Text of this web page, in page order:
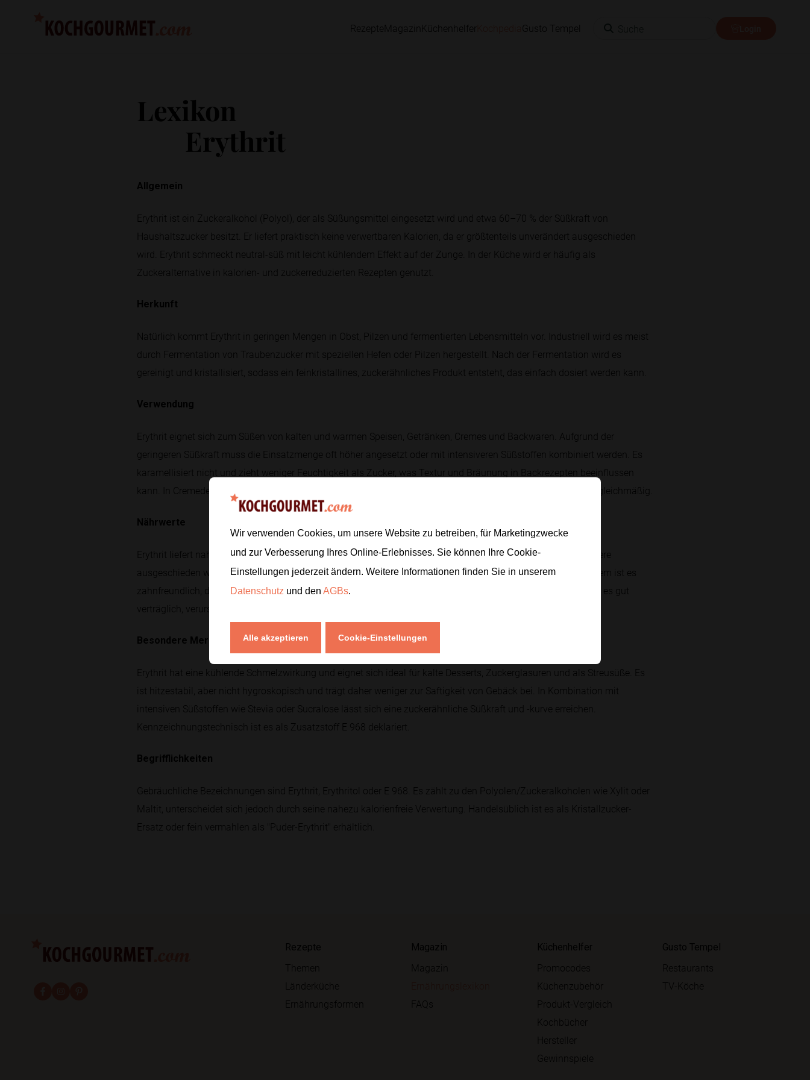
RezepteMagazin Küchenhelfer Gusto Tempel
Lexikon
Erythrit
Allgemein
Erythrit ist ein Zuckeralkohol (Polyol), der als Süßungsmittel eingesetzt wird und etwa 60–70 % der Süßkraft von
Haushaltszucker besitzt. Er liefert praktisch keine verwertbaren Kalorien, da er größtenteils unverändert ausgeschieden
wird. Erythrit schmeckt neutral-süß mit leicht kühlendem Effekt auf der Zunge. In der Küche wird er häufig als
Zuckeralternative in kalorien- und zuckerreduzierten Rezepten genutzt.
Herkunft
Natürlich kommt Erythrit in geringen Mengen in Obst, Pilzen und fermentierten Lebensmitteln vor. Industriell wird es meist
durch Fermentation von Traubenzucker mit speziellen Hefen oder Pilzen hergestellt. Nach der Fermentation wird es
gereinigt und kristallisiert, sodass ein feinkristallines, zuckerähnliches Produkt entsteht, das einfach dosiert werden kann.
Verwendung
Erythrit eignet sich zum Süßen von kalten und warmen Speisen, Getränken, Cremes und Backwaren. Aufgrund der
geringeren Süßkraft muss die Einsatzmenge oft höher angesetzt oder mit intensiveren Süßstoffen kombiniert werden. Es
karamellisiert nicht und zieht weniger Feuchtigkeit als Zucker, was Textur und Bräunung in Backrezepten beeinflussen
kann. In Cremedesserts wie Tiramisu light lässt es sich gut einrühren und löst sich fein vermahlen besonders gleichmäßig.
Nährwerte
Erythrit liefert nahezu 0 kcal pro 100 g, da es im Dünndarm größtenteils resorbiert und unverändert über die Niere
ausgeschieden wird. Es beeinflusst den Blutzuckerspiegel nicht und hat einen glykämischen Index von 0. Zudem ist es
zahnfreundlich, da es von Mundbakterien nicht zu Säuren verstoffwechselt wird. Für die meisten Menschen ist es gut
verträglich, verursacht aber seltener Verdauungsbeschwerden als andere Polyole.
Besondere Merkmale
Erythrit hat eine kühlende Schmelzwirkung und eignet sich ideal für kalte Desserts, Zuckerglasuren und als Streusüße. Es
ist hitzestabil, aber nicht hygroskopisch und trägt daher weniger zur Saftigkeit von Gebäck bei. In Kombination mit
intensiven Süßstoffen wie Stevia oder Sucralose lässt sich eine zuckerähnliche Süßkraft und -kurve erreichen.
Kennzeichnungstechnisch ist es als Zusatzstoff E 968 deklariert.
Begrifflichkeiten
Gebräuchliche Bezeichnungen sind Erythrit, Erythritol oder E 968. Es zählt zu den Polyolen/Zuckeralkoholen wie Xylit oder
Maltit, unterscheidet sich jedoch durch seine nahezu kalorienfreie Verwertung. Handelsüblich ist es als Kristallzucker-
Ersatz oder fein vermahlen als "Puder-Erythrit" erhältlich.
Rezepte
Themen
Länderküche
Ernährungsformen
Magazin
Magazin
FAQs
Küchenhelfer
Promocodes
Küchenzubehör
Produkt-Vergleich
Kochbücher
Hersteller
Gewinnspiele
Gusto Tempel
Restaurants
TV-Köche
Wir verwenden Cookies, um unsere Website zu betreiben, für Marketingzwecke
und zur Verbesserung Ihres Online-Erlebnisses. Sie können Ihre Cookie-
Einstellungen jederzeit ändern. Weitere Informationen finden Sie in unserem
Datenschutz und den AGBs.
Alle akzeptieren Cookie-Einstellungen